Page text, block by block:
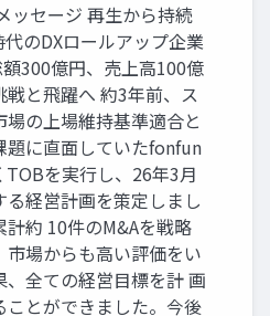
ッセージ 再生から持続
のDXロールアップ企業
300億円、売上高100億
戦と飛躍へ 約3年前、ス
場の上場維持基準適合と
題に直面していたfonfun
TOBを実行し、26年3月
る経営計画を策定しまし
計約 10件のM&Aを戦略
市場からも高い評価をい
、全ての経営目標を計 画
ことができました。今後